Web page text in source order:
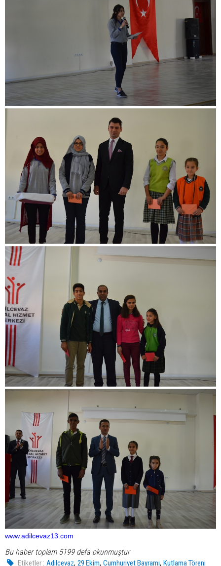
www.adilcevaz13.com
Bu haber toplam 5199 defa okunmuştur
Etiketler : Adilcevaz,29 Ekim,Cumhuriyet Bayramı,Kutlama Töreni